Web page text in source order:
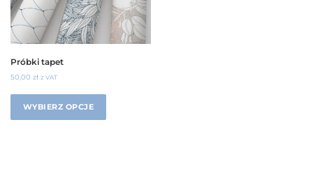
Próbki tapet
50,00 zł z VAT
WYBIERZ OPCJE